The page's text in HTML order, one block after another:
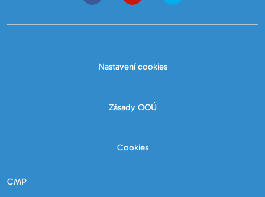
Nastavení cookies
Zásady OOÚ
Cookies
CMP